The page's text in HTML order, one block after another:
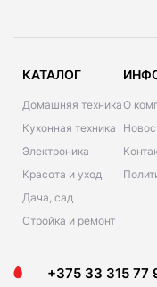
КАТАЛОГ
Домашняя техника
Кухонная техника
Электроника
Красота и уход
Дача, сад
Стройка и ремонт
О
+375 33 315 77